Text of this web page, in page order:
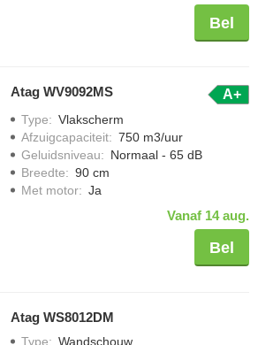
Bel
Atag WV9092MS A+
Type: Vlakscherm
Afzuigcapaciteit: 750 m3/uur
Geluidsniveau: Normaal - 65 dB
Breedte: 90 cm
Met motor: Ja
Vanaf 14 aug.
Bel
Atag WS8012DM
Type: Wandschouw